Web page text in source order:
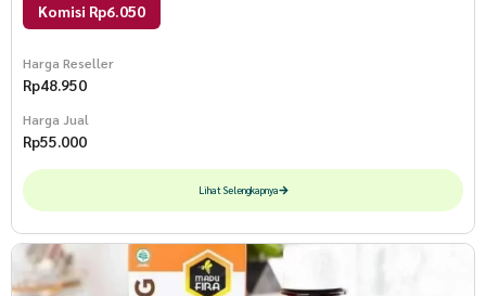
Komisi Rp6.050
Harga Reseller
Rp48.950
Harga Jual
Rp55.000
Lihat Selengkapnya